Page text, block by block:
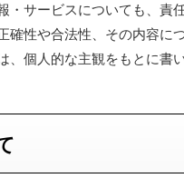
・サービスについても、責
確性や合法性、その内容に
個人的な主観をもとに書